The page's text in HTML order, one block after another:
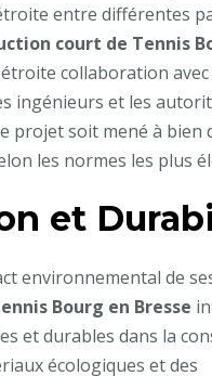
entre différentes
court de Tennis
collaboration avec
ingénieurs et les
projet soit mené à bien
les normes les plus
et
environnemental de
Bourg en Bresse
et durables dans la
écologiques et des